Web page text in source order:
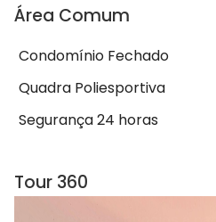
Área Comum
Condomínio Fechado
Quadra Poliesportiva
Segurança 24 horas
Tour 360